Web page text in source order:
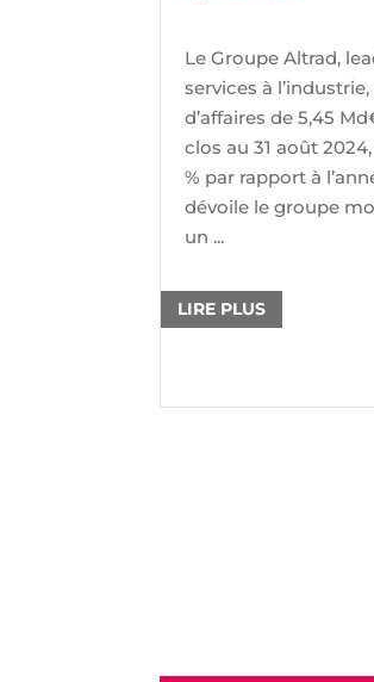
Le Groupe Altrad,
services à
d’affaires de 5,45
clos au 31 août
% par rapport à
dévoile le groupe
un ...
LIRE PLUS